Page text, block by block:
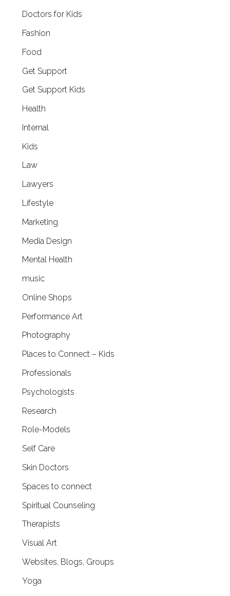
Doctors for Kids
Fashion
Food
Get Support
Get Support Kids
Health
Internal
Kids
Law
Lawyers
Lifestyle
Marketing
Media Design
Mental Health
music
Online Shops
Performance Art
Photography
Places to Connect – Kids
Professionals
Psychologists
Research
Role-Models
Self Care
Skin Doctors
Spaces to connect
Spiritual Counseling
Therapists
Visual Art
Websites, Blogs, Groups
Yoga